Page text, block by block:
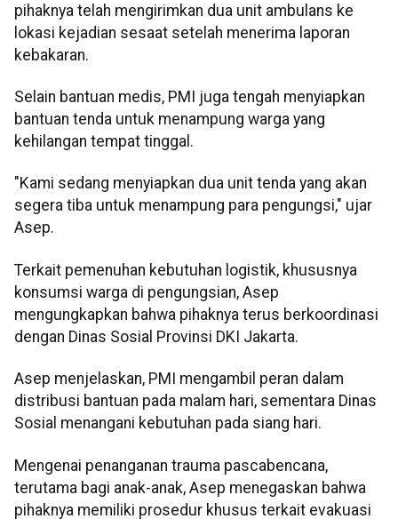
pihaknya telah mengirimkan dua unit ambulans ke
lokasi kejadian sesaat setelah menerima laporan
kebakaran.
Selain bantuan medis, PMI juga tengah menyiapkan
bantuan tenda untuk menampung warga yang
kehilangan tempat tinggal.
"Kami sedang menyiapkan dua unit tenda yang akan
segera tiba untuk menampung para pengungsi," ujar
Asep.
Terkait pemenuhan kebutuhan logistik, khususnya
konsumsi warga di pengungsian, Asep
mengungkapkan bahwa pihaknya terus berkoordinasi
dengan Dinas Sosial Provinsi DKI Jakarta.
Asep menjelaskan, PMI mengambil peran dalam
distribusi bantuan pada malam hari, sementara Dinas
Sosial menangani kebutuhan pada siang hari.
Mengenai penanganan trauma pascabencana,
terutama bagi anak-anak, Asep menegaskan bahwa
pihaknya memiliki prosedur khusus terkait evakuasi